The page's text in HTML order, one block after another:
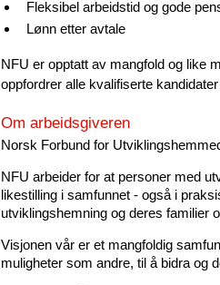
Fleksibel arbeidstid og gode
Lønn etter avtale
NFU er opptatt av mangfold og like
oppfordrer alle kvalifiserte
Om arbeidsgiveren
Norsk Forbund for
NFU arbeider for at personer med
likestilling i samfunnet - også i
utviklingshemning og deres familier
Visjonen vår er et mangfoldig
muligheter som andre, til å bidra og